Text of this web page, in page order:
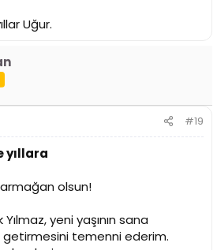
Uğur.
#19
yıllara
armağan olsun!
yeni yaşının sana
getirmesini temenni ederim.